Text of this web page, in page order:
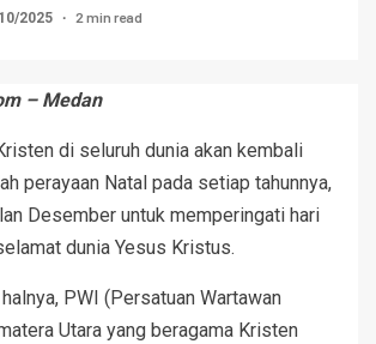
2025 2 min read
– Medan
di seluruh dunia akan kembali
perayaan Natal pada setiap tahunnya,
Desember untuk memperingati hari
dunia Yesus Kristus.
PWI (Persatuan Wartawan
Utara yang beragama Kristen